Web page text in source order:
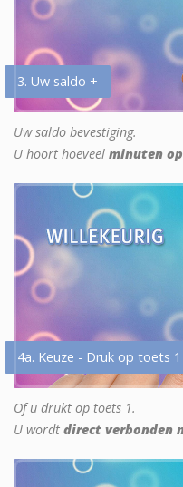
3. Uw saldo +
Uw saldo bevestiging.
U hoort hoeveel minuten
4a. Keuze - Druk op toets
Of u drukt op toets 1.
U wordt direct verbonden